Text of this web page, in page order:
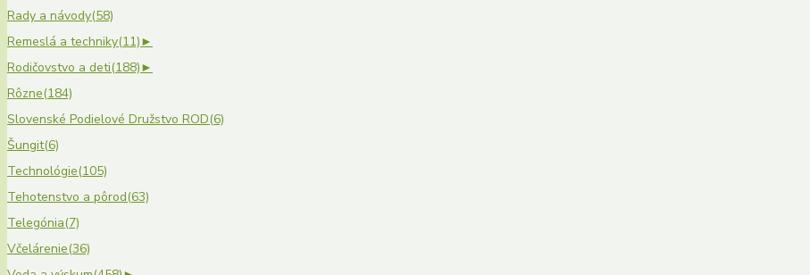
Rady a návody(58)
Remeslá a techniky(11)►
Rodičovstvo a deti(188)►
Rôzne(184)
Slovenské Podielové Družstvo ROD(6)
Šungit(6)
Technológie(105)
Tehotenstvo a pôrod(63)
Telegónia(7)
Včelárenie(36)